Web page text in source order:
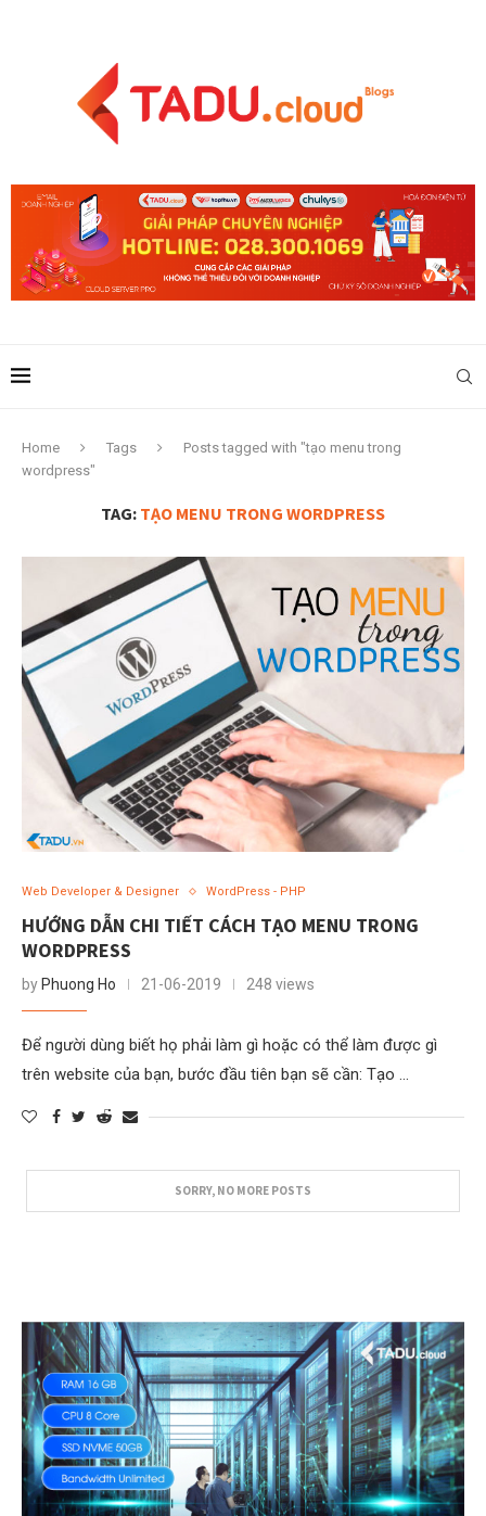
Home Tags
Posts tagged with "tạo menu trong
wordpress"
TAG: TẠO MENU TRONG WORDPRESS
Web Developer & Designer WordPress - PHP
HƯỚNG DẪN CHI TIẾT CÁCH TẠO MENU TRONG
WORDPRESS
by Phuong Ho 21-06-2019 248 views
Để người dùng biết họ phải làm gì hoặc có thể làm được gì
trên website của bạn, bước đầu tiên bạn sẽ cần: Tạo …
SORRY, NO MORE POSTS